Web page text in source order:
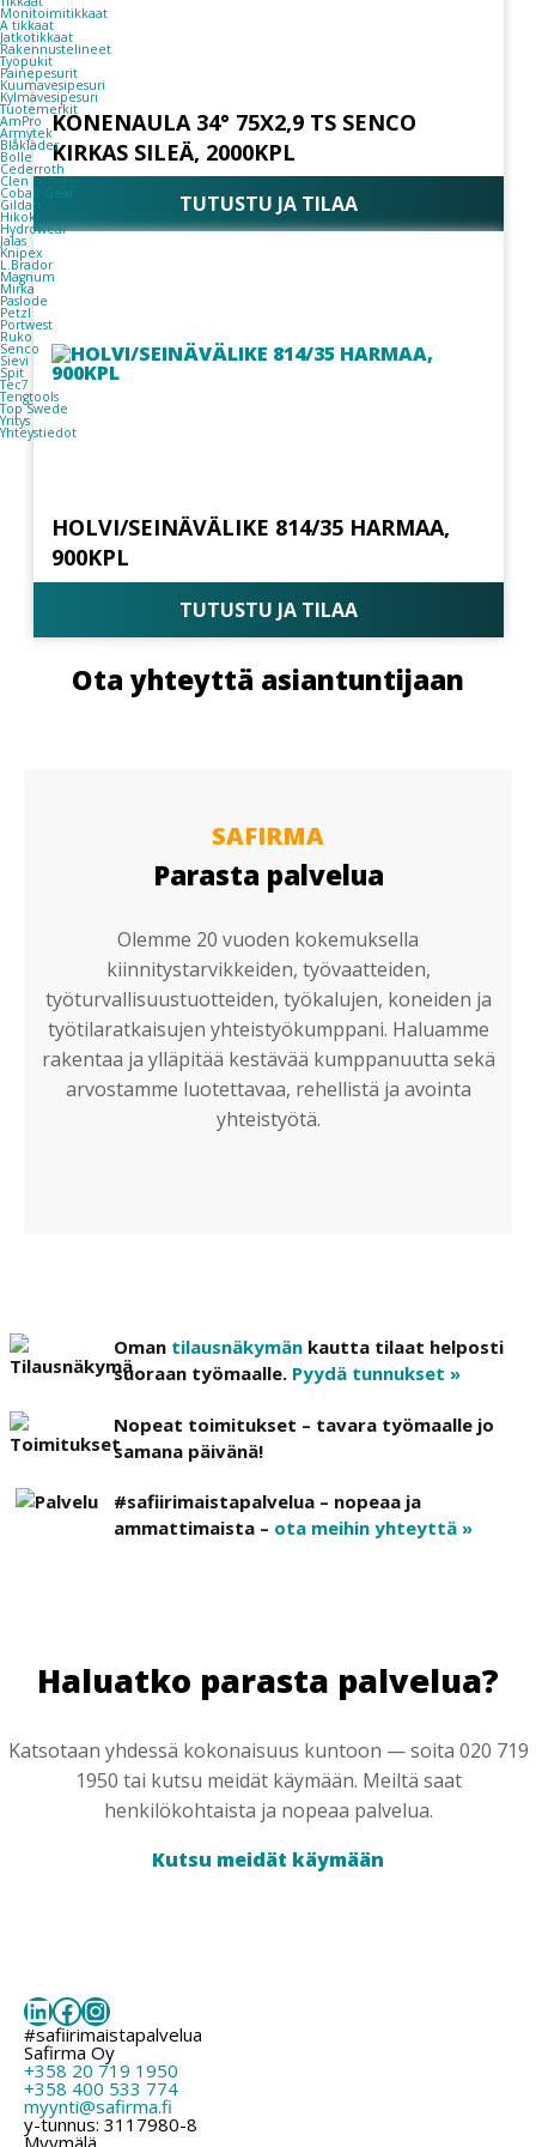
Monitoimitikkaat
A tikkaat
Jatkotikkaat
Rakennustelineet
Työpukit
Painepesurit
Kuumavesipesuri
Kylmävesipesuri
Tuotemerkit
AmPro
Armytek
Blåkläder
Bolle
Cederroth
Clen
Cobalt Gear
Gildan
Hikoki
Hydrowear
Jalas
Knipex
L.Brador
Magnum
Mirka
Paslode
Petzl
Portwest
Ruko
Senco
Sievi
Spit
Tec7
Tengtools
Top Swede
Yritys
Yhteystiedot
KONENAULA 34° 75X2,9 TS SENCO
KIRKAS SILEÄ, 2000KPL
TUTUSTU JA TILAA
HOLVI/SEINÄVÄLIKE 814/35 HARMAA,
900KPL
TUTUSTU JA TILAA
Ota yhteyttä asiantuntijaan
SAFIRMA
Parasta palvelua
Olemme 20 vuoden kokemuksella
kiinnitystarvikkeiden, työvaatteiden,
työturvallisuustuotteiden, työkalujen, koneiden ja
työtilaratkaisujen yhteistyökumppani. Haluamme
rakentaa ja ylläpitää kestävää kumppanuutta sekä
arvostamme luotettavaa, rehellistä ja avointa
yhteistyötä.
Oman tilausnäkymän kautta tilaat helposti
suoraan työmaalle. Pyydä tunnukset »
Nopeat toimitukset – tavara työmaalle jo
samana päivänä!
#safiirimaistapalvelua – nopeaa ja
ammattimaista – ota meihin yhteyttä »
Haluatko parasta palvelua?
Katsotaan yhdessä kokonaisuus kuntoon — soita 020 719
1950 tai kutsu meidät käymään. Meiltä saat
henkilökohtaista ja nopeaa palvelua.
Kutsu meidät käymään
LinkedIn
Facebook
Instagram
#safiirimaistapalvelua
Safirma Oy
+358 20 719 1950
+358 400 533 774
myynti@safirma.fi
y-tunnus: 3117980-8